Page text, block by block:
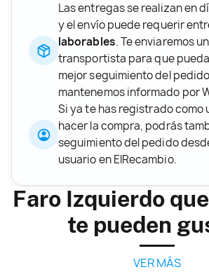
Las entregas se realizan en
y el envío puede requerir
laborables. Te enviaremos
transportista para que
mejor seguimiento del
mantenemos informado por
Si ya te has registrado como
hacer la compra, podrás
seguimiento del pedido
usuario en ElRecambio.
Faro Izquierdo
te pueden
VER MÁS